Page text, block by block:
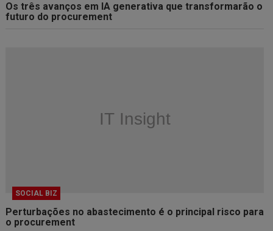
Os três avanços em IA generativa que transformarão o
futuro do procurement
SOCIAL BIZ
Perturbações no abastecimento é o principal risco para
o procurement